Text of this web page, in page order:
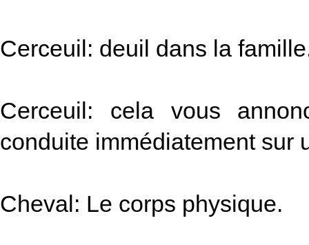
Cerceuil: deuil dans la
Cerceuil: cela vous
conduite immédiatement sur
Cheval: Le corps physique.